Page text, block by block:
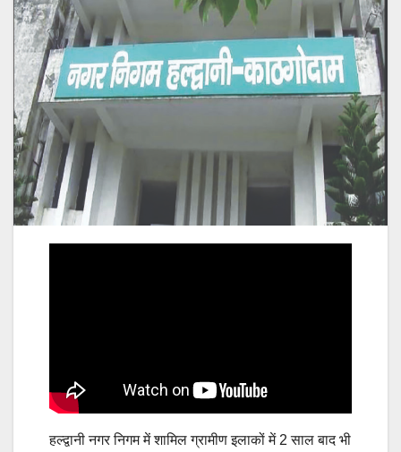
हल्द्वानी नगर निगम में शामिल ग्रामीण इलाकों में 2 साल बाद भी